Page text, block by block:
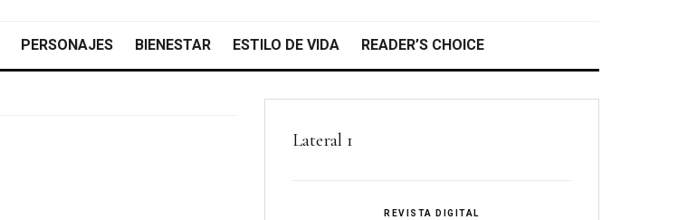
PERSONAJES BIENESTAR ESTILO DE VIDA READER’S CHOICE
Lateral 1
REVISTA DIGITAL